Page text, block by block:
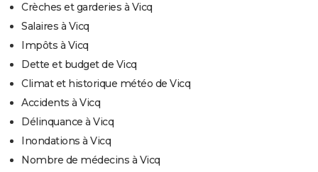
Crèches et garderies à Vicq
Salaires à Vicq
Impôts à Vicq
Dette et budget de Vicq
Climat et historique météo de Vicq
Accidents à Vicq
Délinquance à Vicq
Inondations à Vicq
Nombre de médecins à Vicq